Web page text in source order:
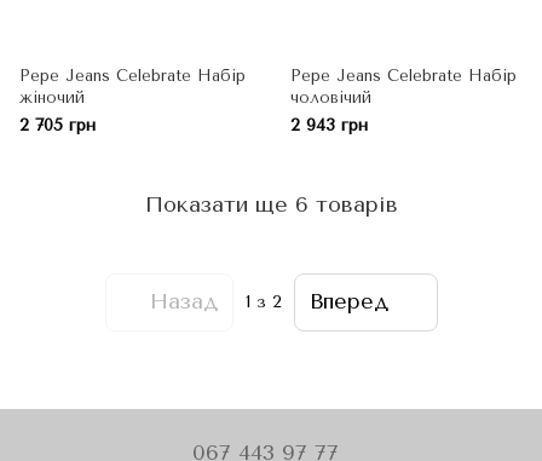
Pepe Jeans Celebrate Набір
жіночий
2 705 грн
Pepe Jeans Celebrate Набір
чоловічий
2 943 грн
Показати ще 6 товарів
Назад 1 з 2 Вперед
067 443 97 77